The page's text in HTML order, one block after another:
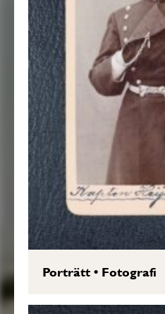
Porträtt• Fotografi